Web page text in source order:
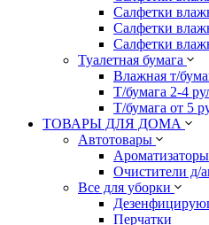
Салфетки
Салфетки
Салфетки
Туалетная бумага
Влажная т/
Т/бумага 2-4
Т/бумага от 5
ТОВАРЫ ДЛЯ ДОМА
Автотовары
Очистители д/
Все для уборки
Перчатки